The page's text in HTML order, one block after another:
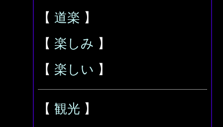
【 道楽 】
【 楽しみ 】
【 楽しい 】
【 観光 】